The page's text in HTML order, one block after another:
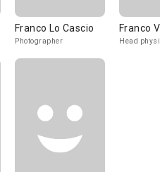
Franco Lo Cascio
Photographer
Franco
Head